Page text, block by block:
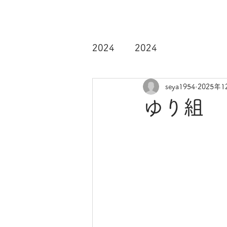
2024 2024
ゆり組
seya1954 2025年